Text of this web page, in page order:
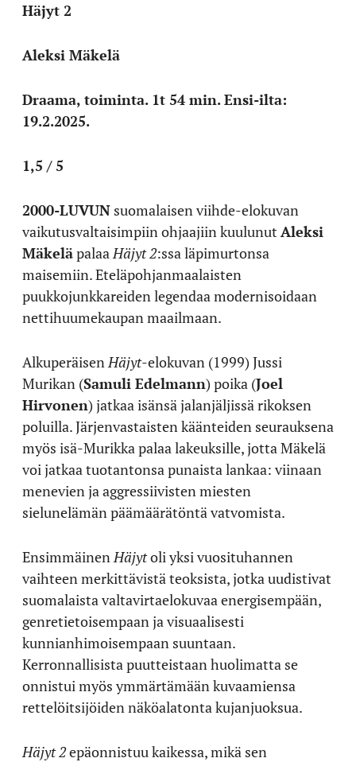
Häjyt 2
Aleksi Mäkelä
Draama, toiminta. 1t 54 min. Ensi-ilta:
19.2.2025.
1,5 / 5
2000-LUVUN suomalaisen viihde-elokuvan
vaikutusvaltaisimpiin ohjaajiin kuulunut Aleksi
MäkeläpalaaHäjyt 2:ssa läpimurtonsa
maisemiin. Eteläpohjanmaalaisten
puukkojunkkareiden legendaa modernisoidaan
nettihuumekaupan maailmaan.
AlkuperäisenHäjyt-elokuvan (1999) Jussi
Murikan (Samuli Edelmann) poika (Joel
Hirvonen) jatkaa isänsä jalanjäljissä rikoksen
poluilla. Järjenvastaisten käänteiden seurauksena
myös isä-Murikka palaa lakeuksille, jotta Mäkelä
voi jatkaa tuotantonsa punaista lankaa: viinaan
menevien ja aggressiivisten miesten
sielunelämän päämäärätöntä vatvomista.
EnsimmäinenHäjytoli yksi vuosituhannen
vaihteen merkittävistä teoksista, jotka uudistivat
suomalaista valtavirtaelokuvaa energisempään,
genretietoisempaan ja visuaalisesti
kunnianhimoisempaan suuntaan.
Kerronnallisista puutteistaan huolimatta se
onnistui myös ymmärtämään kuvaamiensa
rettelöitsijöiden näköalatonta kujanjuoksua.
Häjyt 2epäonnistuu kaikessa, mikä sen